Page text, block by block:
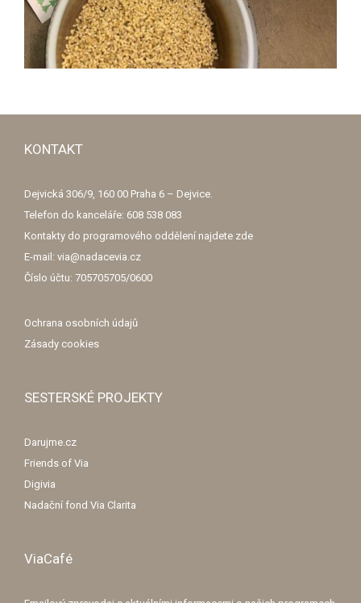
KONTAKT
Dejvická 306/9, 160 00 Praha 6 – Dejvice.
Telefon do kanceláře: 608 538 083
Kontakty do programového oddělení najdete zde
E-mail: via@nadacevia.cz
Číslo účtu: 705705705/0600
Ochrana osobních údajů
Zásady cookies
SESTERSKÉ PROJEKTY
Darujme.cz
Friends of Via
Digivia
Nadační fond Via Clarita
ViaCafé